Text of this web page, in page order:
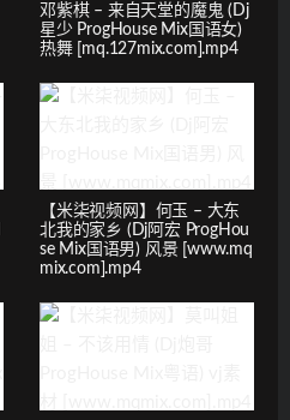
邓紫棋 – 来自天堂的魔鬼 (Dj
星少 ProgHouse Mix国语女)
热舞 [mq.127mix.com].mp4
【米柒视频网】何玉 – 大东
北我的家乡 (Dj阿宏 ProgHou
se Mix国语男) 风景 [www.mq
mix.com].mp4